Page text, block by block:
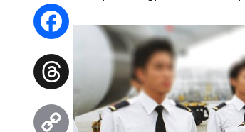
WhatsApp
Facebook
Threads